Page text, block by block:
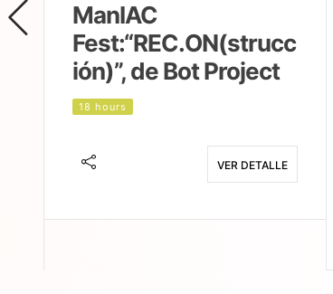
ManIAC
Fest:“REC.ON(strucc
ión)”, de Bot Project
18 hours
VER DETALLE